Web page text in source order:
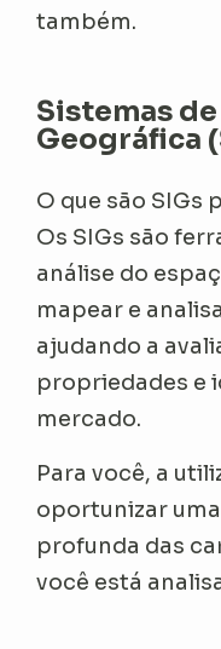
também.
Sistemas
Geográfica
O que são SIGs
Os SIGs são
análise do
mapear e
ajudando a
propriedades e
mercado.
Para você, a
oportunizar
profunda das
você está